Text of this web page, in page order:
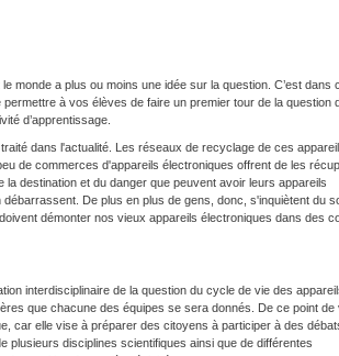
monde a plus ou moins une idée sur la question. C’est dans
à vos élèves de faire un premier tour de la question
d’apprentissage.
dans l'actualité. Les réseaux de recyclage de ces
de commerces d'appareils électroniques offrent de les
destination et du danger que peuvent avoir leurs appareils
De plus en plus de gens, donc, s'inquiètent du
démonter nos vieux appareils électroniques dans des
interdisciplinaire de la question du cycle de vie des
que chacune des équipes se sera donnés. De ce point de
car elle vise à préparer des citoyens à participer à des
plusieurs disciplines scientifiques ainsi que de différentes